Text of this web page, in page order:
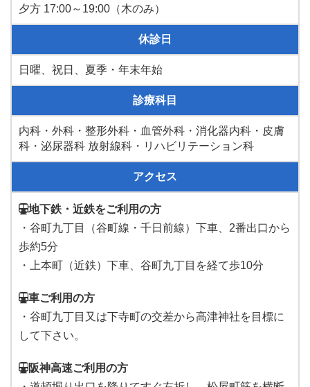
夕方 17:00～19:00（木のみ）
休診日
日曜、祝日、夏季・年末年始
診療科目
内科・外科・整形外科・血管外科・消化器内科・皮膚
科・泌尿器科 放射線科・リハビリテーション科
アクセス
地下鉄・近鉄をご利用の方
・谷町九丁目（谷町線・千日前線）下車、2番出口から
歩約5分
・上本町（近鉄）下車、谷町九丁目を経て歩10分
車ご利用の方
・谷町九丁目又は下寺町の交差から高津神社を目標に
して下さい。
阪神高速ご利用の方